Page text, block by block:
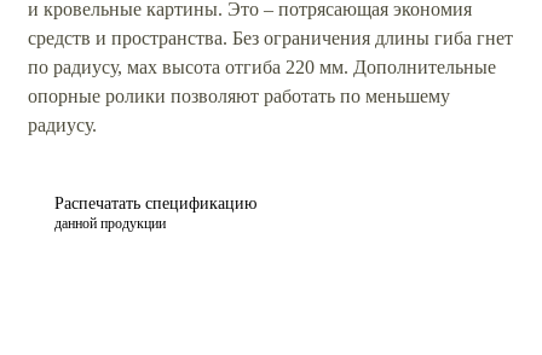
и кровельные картины. Это – потрясающая экономия
средств и пространства. Без ограничения длины гиба гнет
по радиусу, мах высота отгиба 220 мм. Дополнительные
опорные ролики позволяют работать по меньшему
радиусу.
Распечатать спецификацию
данной продукции